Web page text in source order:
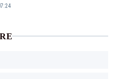
britanice au fost ridicate de la